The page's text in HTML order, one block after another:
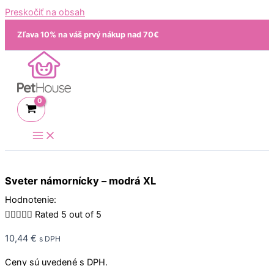
Preskočiť na obsah
Zľava 10% na váš prvý nákup nad 70€
Sveter námornícky – modrá XL
Hodnotenie:
 Rated 5 out of 5
10,44 € s DPH
Ceny sú uvedené s DPH.